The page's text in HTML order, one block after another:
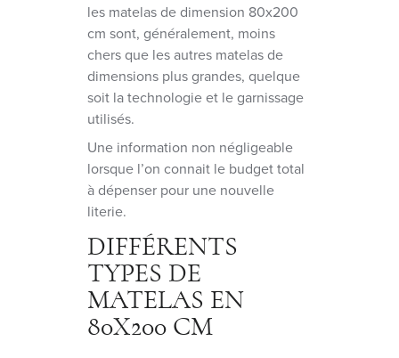
les matelas de dimension 80x200
cm sont, généralement, moins
chers que les autres matelas de
dimensions plus grandes, quelque
soit la technologie et le garnissage
utilisés.
Une information non négligeable
lorsque l’on connait le budget total
à dépenser pour une nouvelle
literie.
DIFFÉRENTS
TYPES DE
MATELAS EN
80X200 CM